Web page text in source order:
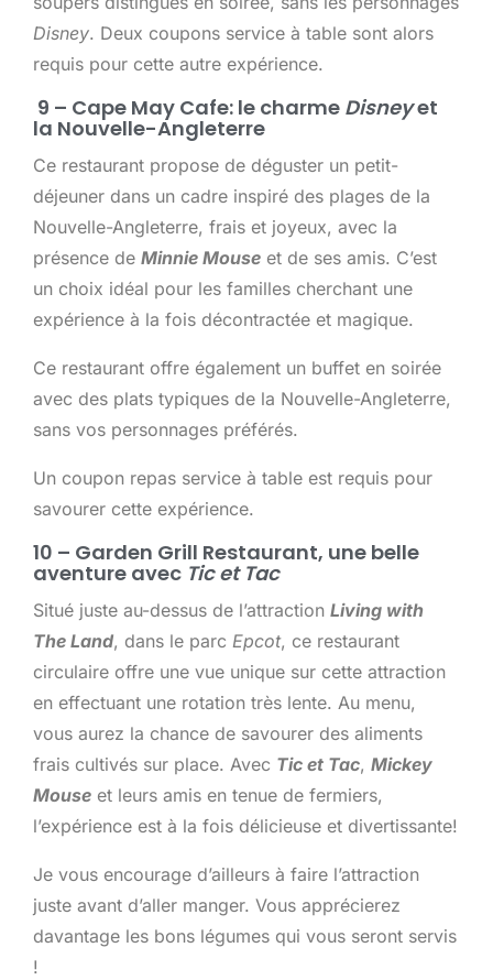
Disney. Deux coupons service à table sont alors
requis pour cette autre expérience.
9 – Cape May Cafe: le charme Disneyet
la Nouvelle-Angleterre
Ce restaurant propose de déguster un petit-
déjeuner dans un cadre inspiré des plages de la
Nouvelle-Angleterre, frais et joyeux, avec la
présence de Minnie Mouse et de ses amis. C’est
un choix idéal pour les familles cherchant une
expérience à la fois décontractée et magique.
Ce restaurant offre également un buffet en soirée
avec des plats typiques de la Nouvelle-Angleterre,
sans vos personnages préférés.
Un coupon repas service à table est requis pour
savourer cette expérience.
10 – Garden Grill Restaurant, une belle
aventure avec Tic et Tac
Situé juste au-dessus de l’attraction Living with
The Land, dans le parc Epcot, ce restaurant
circulaire offre une vue unique sur cette attraction
en effectuant une rotation très lente. Au menu,
vous aurez la chance de savourer des aliments
frais cultivés sur place. Avec Tic et Tac, Mickey
Mouse et leurs amis en tenue de fermiers,
l’expérience est à la fois délicieuse et divertissante!
Je vous encourage d’ailleurs à faire l’attraction
juste avant d’aller manger. Vous apprécierez
davantage les bons légumes qui vous seront servis
!